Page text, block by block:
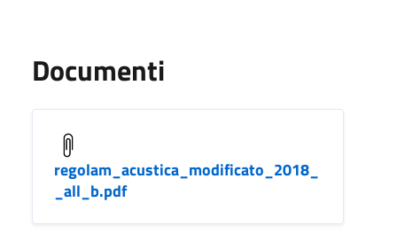
Documenti
regolam_acustica_modificato_2018_
_all_b.pdf